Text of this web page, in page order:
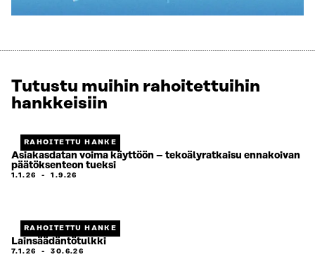
Tutustu muihin rahoitettuihin
hankkeisiin
RAHOITETTU HANKE
Asiakasdatan voima käyttöön – tekoälyratkaisu ennakoivan
päätöksenteon tueksi
1.1.26 -1.9.26
RAHOITETTU HANKE
Lainsäädäntötulkki
7.1.26 -30.6.26